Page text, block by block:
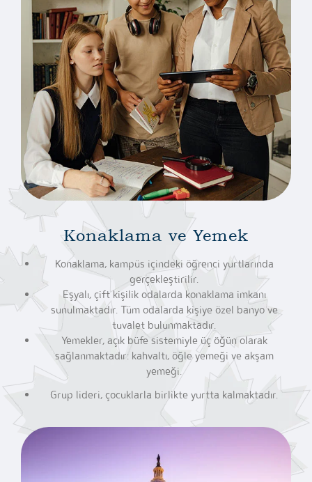
Konaklama ve Yemek
Konaklama, kampüs içindeki öğrenci yurtlarında
gerçekleştirilir.
Eşyalı, çift kişilik odalarda konaklama imkanı
sunulmaktadır. Tüm odalarda kişiye özel banyo ve
tuvalet bulunmaktadır.
Yemekler, açık büfe sistemiyle üç öğün olarak
sağlanmaktadır: kahvaltı, öğle yemeği ve akşam
yemeği.
Grup lideri, çocuklarla birlikte yurtta kalmaktadır.